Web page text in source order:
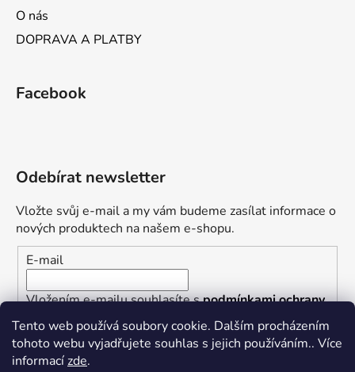
Tento web používá soubory cookie. Dalším procházením
tohoto webu vyjadřujete souhlas s jejich používáním.. Více
informacízde.
O nás
DOPRAVA A PLATBY
Facebook
Odebírat newsletter
Vložte svůj e-mail a my vám budeme zasílat informace o
nových produktech na našem e-shopu.
E-mail
Vložením e-mailu souhlasíte spodmínkami ochrany
osobních údajů
PŘIHLÁSIT SE